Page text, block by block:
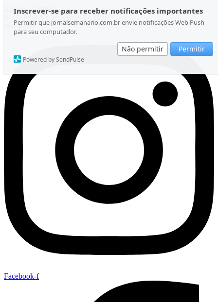
Inscrever-se para receber notificações importantes
Permitir que jornalsemanario.com.br envie notificações Web Push
para seu computador.
Não permitir Permitir
Powered by SendPulse
Ir para o conteúdo
Sexta-feira, 07 de Agosto de 2026
Instagram
Facebook-f